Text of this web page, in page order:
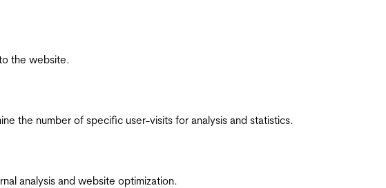
the website.
the number of specific user-visits for analysis and statistics.
analysis and website optimization.